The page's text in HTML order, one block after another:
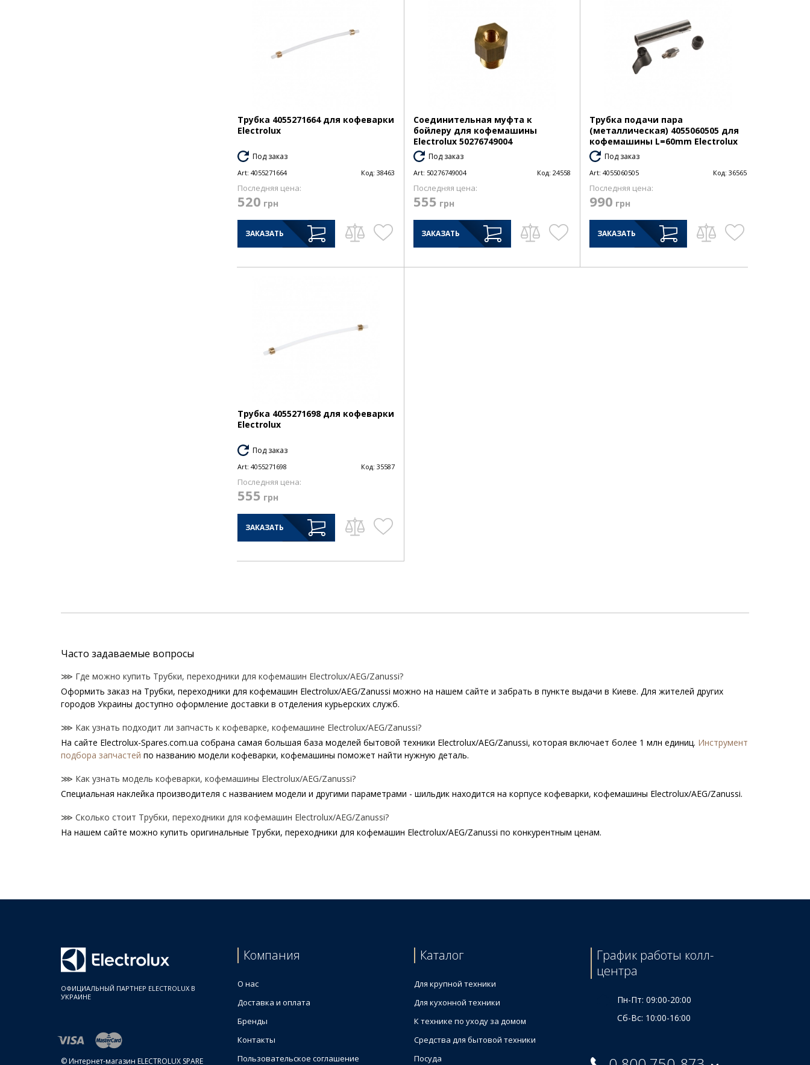
Трубка 4055271664 для кофеварки
Electrolux
Под заказ
Art: 4055271664 Код: 38463
Последняя цена:
520 грн
ЗАКАЗАТЬ
Соединительная муфта к
бойлеру для кофемашины
Electrolux 50276749004
Под заказ
Art: 50276749004 Код: 24558
Последняя цена:
555 грн
ЗАКАЗАТЬ
Трубка подачи пара
(металлическая) 4055060505 для
кофемашины L=60mm Electrolux
Под заказ
Art: 4055060505 Код: 36565
Последняя цена:
990 грн
ЗАКАЗАТЬ
Трубка 4055271698 для кофеварки
Electrolux
Под заказ
Art: 4055271698 Код: 35587
Последняя цена:
555 грн
ЗАКАЗАТЬ
Часто задаваемые вопросы
⋙ Где можно купить Трубки, переходники для кофемашин Electrolux/AEG/Zanussi?
Оформить заказ на Трубки, переходники для кофемашин Electrolux/AEG/Zanussi можно на нашем сайте и забрать в пункте выдачи в Киеве. Для жителей других
городов Украины доступно оформление доставки в отделения курьерских служб.
⋙ Как узнать подходит ли запчасть к кофеварке, кофемашине Electrolux/AEG/Zanussi?
На сайте Electrolux-Spares.com.ua собрана самая большая база моделей бытовой техники Electrolux/AEG/Zanussi, которая включает более 1 млн единиц. Инструмент
подбора запчастей по названию модели кофеварки, кофемашины поможет найти нужную деталь.
⋙ Как узнать модель кофеварки, кофемашины Electrolux/AEG/Zanussi?
Специальная наклейка производителя с названием модели и другими параметрами - шильдик находится на корпусе кофеварки, кофемашины Electrolux/AEG/Zanussi.
⋙ Сколько стоит Трубки, переходники для кофемашин Electrolux/AEG/Zanussi?
На нашем сайте можно купить оригинальные Трубки, переходники для кофемашин Electrolux/AEG/Zanussi по конкурентным ценам.
Electrolux 4055187506 Переходник угловой 90° для кофемашины
170 ₴
Соединительная муфта к бойлеру для кофемашины Electrolux 50276749004
Трубка подачи пара (металлическая) 4055060505 для кофемашины L=60mm Electrolux
990 ₴
ОФИЦИАЛЬНЫЙ ПАРТНЕР ELECTROLUX В
УКРАИНЕ
© Интернет-магазин ELECTROLUX SPARE
Компания
О нас
Доставка и оплата
Бренды
Контакты
Пользовательское соглашение
Каталог
Для крупной техники
Для кухонной техники
К технике по уходу за домом
Средства для бытовой техники
Посуда
График работы колл-
центра
Пн-Пт: 09:00-20:00
Сб-Вс: 10:00-16:00